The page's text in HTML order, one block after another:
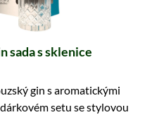
sada s sklenice
gin s aromatickými
setu se stylovou